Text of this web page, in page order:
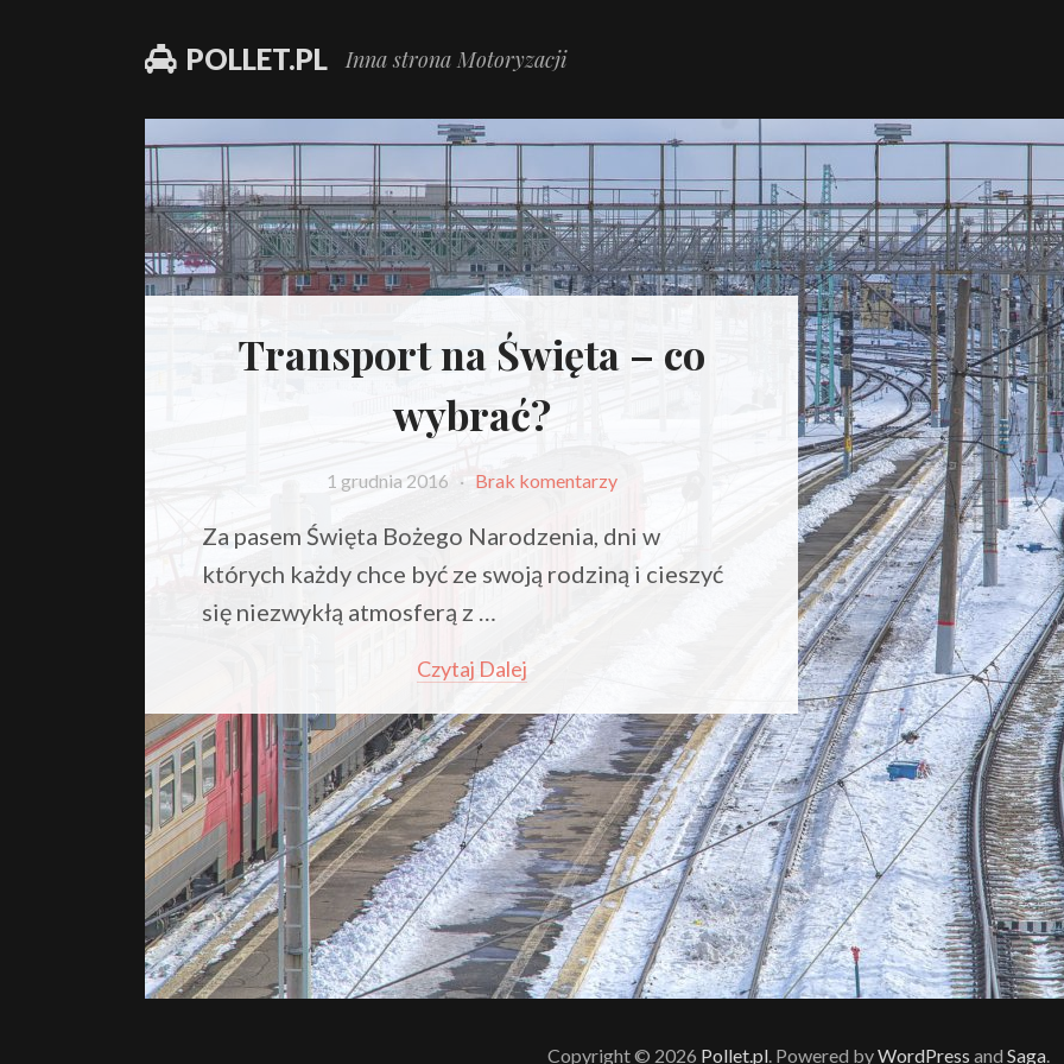
POLLET.PL Inna strona Motoryzacji
Transport na Święta – co
wybrać?
1 grudnia 2016 · Brak komentarzy
Za pasem Święta Bożego Narodzenia, dni w
których każdy chce być ze swoją rodziną i cieszyć
się niezwykłą atmosferą z …
Czytaj Dalej
Copyright © 2026 Pollet.pl. Powered byWordPress and Saga.